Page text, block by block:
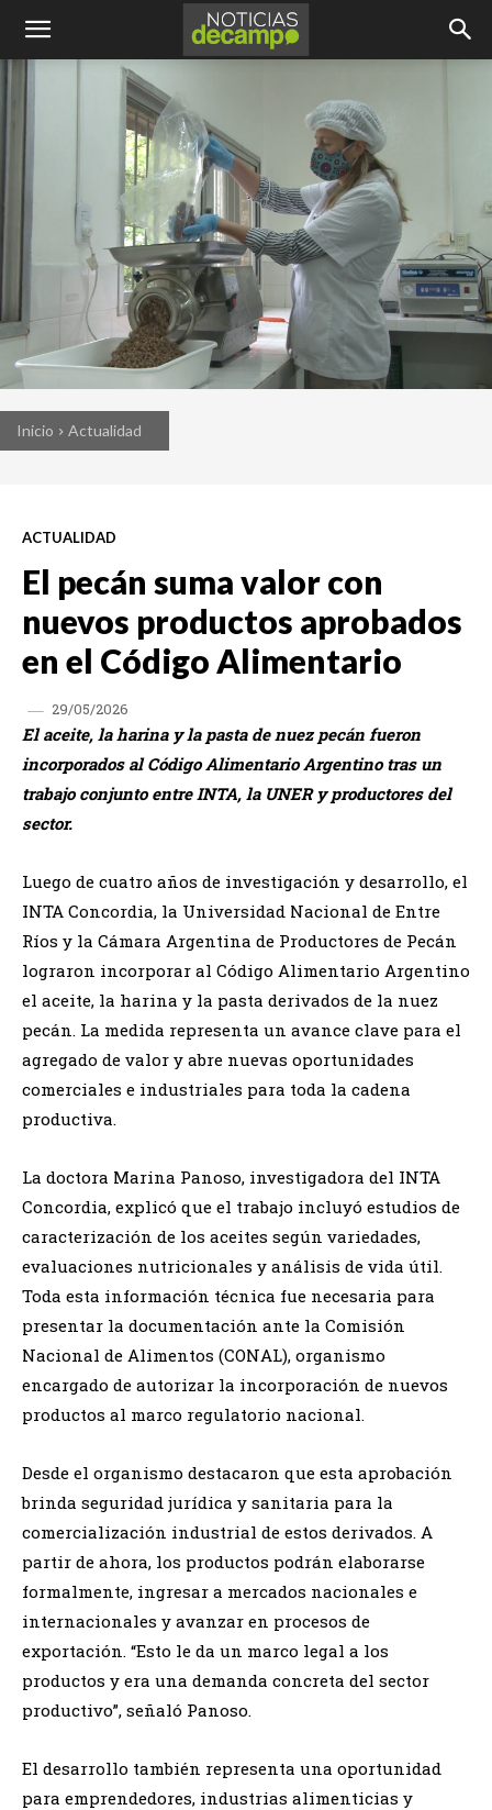
Inicio Actualidad
ACTUALIDAD
El pecán suma valor con
nuevos productos aprobados
en el Código Alimentario
29/05/2026
El aceite, la harina y la pasta de nuez pecán fueron
incorporados al Código Alimentario Argentino tras un
trabajo conjunto entre INTA, la UNER y productores del
sector.
Luego de cuatro años de investigación y desarrollo, el
INTA Concordia, la Universidad Nacional de Entre
Ríos y la Cámara Argentina de Productores de Pecán
lograron incorporar al Código Alimentario Argentino
el aceite, la harina y la pasta derivados de la nuez
pecán. La medida representa un avance clave para el
agregado de valor y abre nuevas oportunidades
comerciales e industriales para toda la cadena
productiva.
La doctora Marina Panoso, investigadora del INTA
Concordia, explicó que el trabajo incluyó estudios de
caracterización de los aceites según variedades,
evaluaciones nutricionales y análisis de vida útil.
Toda esta información técnica fue necesaria para
presentar la documentación ante la Comisión
Nacional de Alimentos (CONAL), organismo
encargado de autorizar la incorporación de nuevos
productos al marco regulatorio nacional.
Desde el organismo destacaron que esta aprobación
brinda seguridad jurídica y sanitaria para la
comercialización industrial de estos derivados. A
partir de ahora, los productos podrán elaborarse
formalmente, ingresar a mercados nacionales e
internacionales y avanzar en procesos de
exportación. “Esto le da un marco legal a los
productos y era una demanda concreta del sector
productivo”, señaló Panoso.
El desarrollo también representa una oportunidad
para emprendedores, industrias alimenticias y